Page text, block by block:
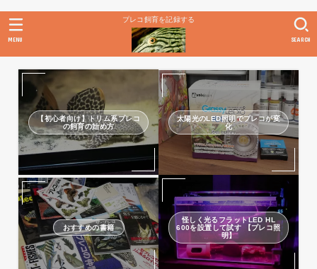
プレコ飼育を記録する
SEARCH
MENU
【初心者向け】トリム系プレコ
の飼育の始め方
太陽光のLED照明でプレコが変
化
おすすめの書籍
怪しく光るフラットLED HL
600を設置して試す 【プレコ照
明】